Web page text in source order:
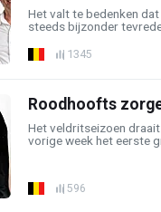
Het valt te bedenken
steeds bijzonder
1345
Roodhoofts
Het veldritseizoen
vorige week het eerste
596